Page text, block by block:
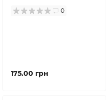
0
175.00 грн